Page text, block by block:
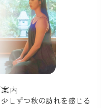
醇な香りが脳をダイレク
ような「幸福感」を実感
。「クロモジ」を取り入
を呼んでいます。
newsrelea.se/L3xoem
文字）は、クスノキ科の
しい香りから
か生薬として親しまれて
ウイルス作用」が科学的
内
しずつ秋の訪れを感じる